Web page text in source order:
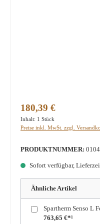
Regulärer Preis:
180,39 €
Inhalt: 1 Stück
Preise inkl. MwSt. zzgl.
PRODUKTNUMMER:
Sofort verfügbar,
Ähnliche Artikel
Spartherm Senso L
763,65 €*¹